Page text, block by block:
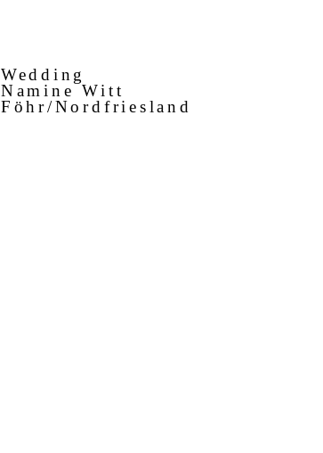
Wedding
Namine Witt
Föhr/Nordfriesland